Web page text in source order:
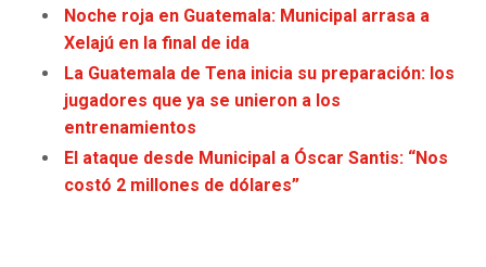
JAGUARS
TITANS
COWBOYS
GIANTS
WIZARDS
WARRIORS
CLIPPERS
LAKERS
Noche roja en Guatemala: Municipal arrasa a
Xelajú en la final de ida
La Guatemala de Tena inicia su preparación: los
jugadores que ya se unieron a los
entrenamientos
El ataque desde Municipal a Óscar Santis: “Nos
costó 2 millones de dólares”